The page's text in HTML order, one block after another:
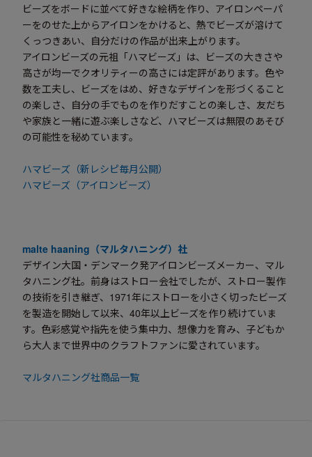
ビーズをボードに並べて好きな絵柄を作り、アイロンペーパ
ーをのせた上からアイロンをかけると、熱でビーズが溶けて
くっつきあい、自分だけの作品が出来上がります。
アイロンビーズの元祖「ハマビーズ」は、ビーズの大きさや
高さが均一でクオリティーの高さには定評があります。色や
数を工夫し、ビーズをはめ、好きなデザインを形づくること
の楽しさ、自分の手でものを作りだすことの楽しさ、友だち
や家族と一緒に遊ぶ楽しさなど、ハマビーズは無限のあそび
の可能性を秘めています。
ハマビーズ（新レシピ毎月公開）
ハマビーズ（アイロンビーズ）
malte haaning（マルタハニング）社
デザイン大国・デンマーク発アイロンビーズメーカー、マル
タハニング社。前身はストロー会社でしたが、ストロー製作
の技術を引き継ぎ、1971年にストローを小さく切ったビーズ
を製造を開始して以来、40年以上ビーズを作り続けていま
す。色彩感覚や指先を使う集中力、想像力を育み、子どもか
ら大人まで世界中のクラフトファンに愛されています。
マルタハニング社商品一覧